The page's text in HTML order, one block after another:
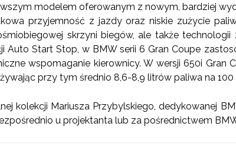
modelem oferowanym z nowym, bardziej
przyjemność z jazdy oraz niskie zużycie
skrzyni biegów, ale także technologii
Auto Start Stop, w BMW serii 6 Gran Coupe
wspomaganie kierownicy. W wersji 650i Gran
przy tym średnio 8,6-8,9 litrów paliwa na 100
kolekcji Mariusza Przybylskiego, dedykowanej
u projektanta lub za pośrednictwem